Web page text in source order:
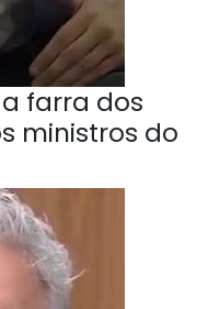
farra dos
ministros do